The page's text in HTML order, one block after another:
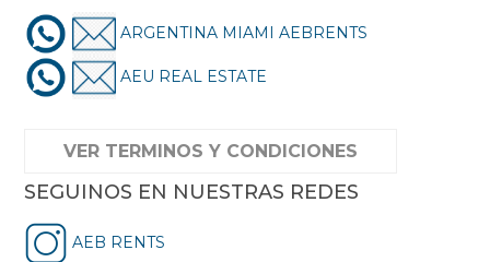
ARGENTINA MIAMI AEBRENTS
AEU REAL ESTATE
VER TERMINOS Y CONDICIONES
SEGUINOS EN NUESTRAS REDES
AEB RENTS